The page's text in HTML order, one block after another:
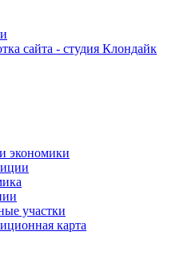
сайта - студия Клондайк
экономики
участки
карта